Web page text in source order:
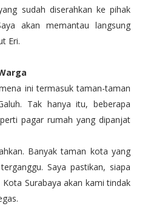
sudah diserahkan ke pihak
akan memantau langsung
Eri.
ini termasuk taman-taman
Tak hanya itu, beberapa
pagar rumah yang dipanjat
Banyak taman kota yang
Saya pastikan, siapa
Surabaya akan kami tindak